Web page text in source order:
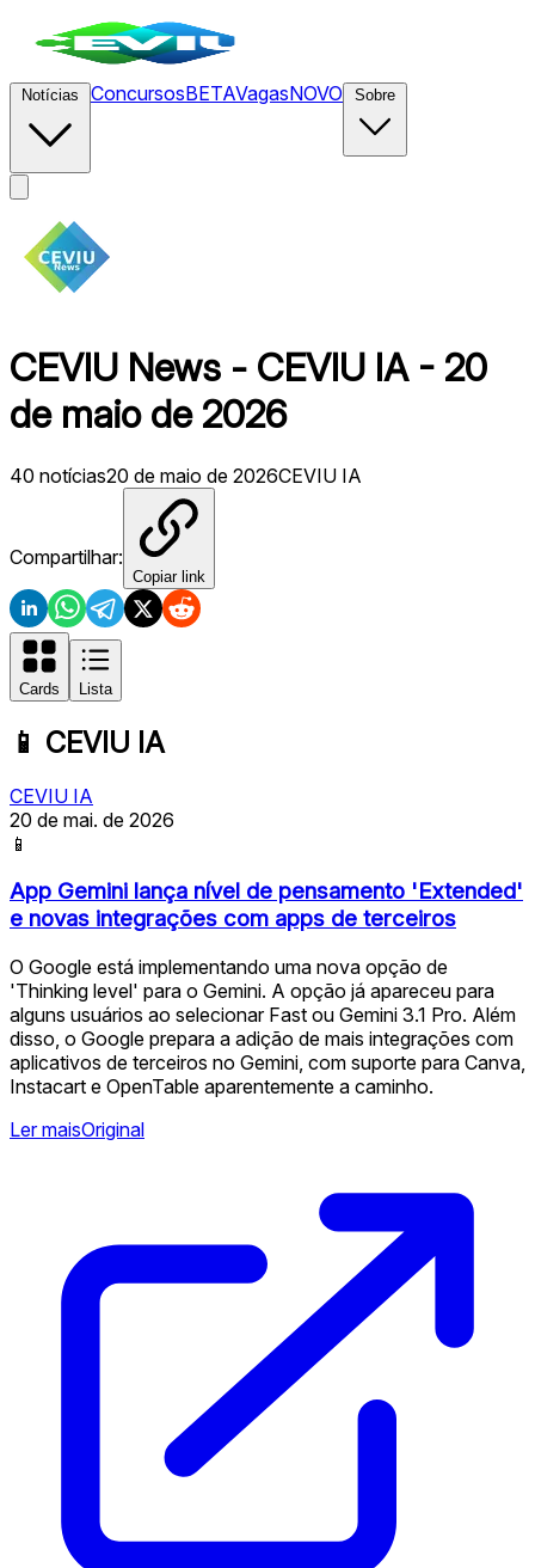
ConcursosBETAVagasNOVO
CEVIU News - CEVIU IA - 20
de maio de 2026
40 notícias20 de maio de 2026CEVIU IA
Compartilhar:
Copiar link
Cards Lista
📱 CEVIU IA
CEVIU IA
20 de mai. de 2026
📱
App Gemini lança nível de pensamento 'Extended'
e novas integrações com apps de terceiros
O Google está implementando uma nova opção de
'Thinking level' para o Gemini. A opção já apareceu para
alguns usuários ao selecionar Fast ou Gemini 3.1 Pro. Além
disso, o Google prepara a adição de mais integrações com
aplicativos de terceiros no Gemini, com suporte para Canva,
Instacart e OpenTable aparentemente a caminho.
Ler maisOriginal